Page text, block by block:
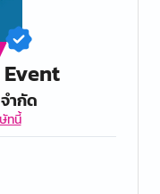
ำกัด
ทนี้